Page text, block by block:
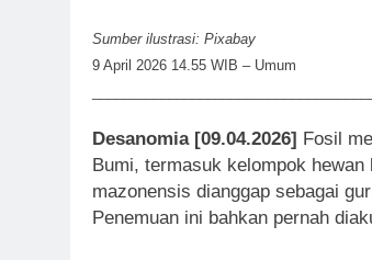
Sumber ilustrasi: Pixabay
9 April 2026 14.55 WIB – Umum
Desanomia [09.04.2026] Fosil
Bumi, termasuk kelompok
mazonensis dianggap sebagai
Penemuan ini bahkan pernah